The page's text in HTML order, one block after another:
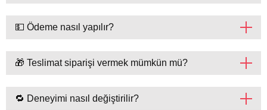
💵 Ödeme nasıl yapılır?
🎁 Teslimat siparişi vermek mümkün mü?
🔁 Deneyimi nasıl değiştirilir?